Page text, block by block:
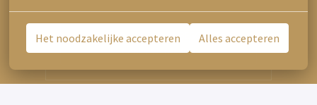
Het noodzakelijke accepteren Alles accepteren
APPLY WITH INDEEDONBESCHIKBAAR
Cookies bijwerken